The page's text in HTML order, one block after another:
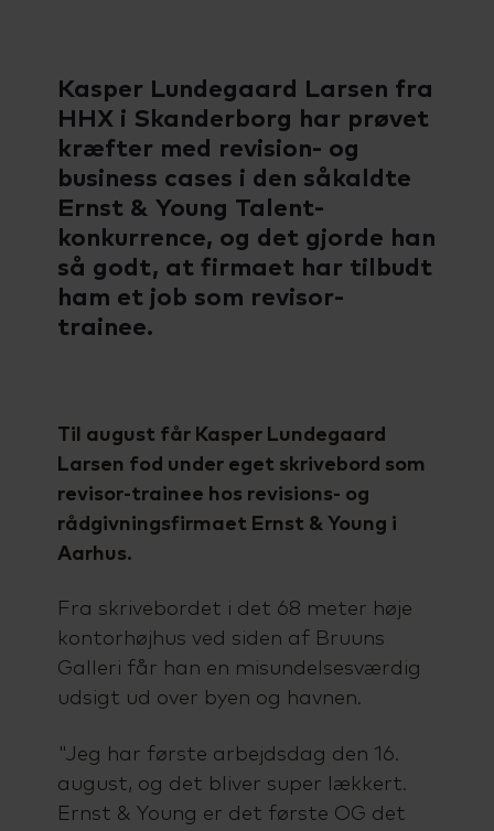
Kasper Lundegaard Larsen fra
HHX i Skanderborg har prøvet
kræfter med revision- og
business cases i den såkaldte
Ernst & Young Talent-
konkurrence, og det gjorde han
så godt, at firmaet har tilbudt
ham et job som revisor-
trainee.
Til august får Kasper Lundegaard
Larsen fod under eget skrivebord som
revisor-trainee hos revisions- og
rådgivningsfirmaet Ernst & Young i
Aarhus.
Fra skrivebordet i det 68 meter høje
kontorhøjhus ved siden af Bruuns
Galleri får han en misundelsesværdig
udsigt ud over byen og havnen.
"Jeg har første arbejdsdag den 16.
august, og det bliver super lækkert.
Ernst & Young er det første OG det
Ordblindeundervisning (OBU)